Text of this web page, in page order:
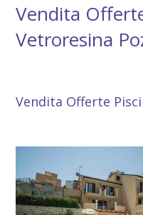
Vendita
Vetroresina
Vendita Offerte